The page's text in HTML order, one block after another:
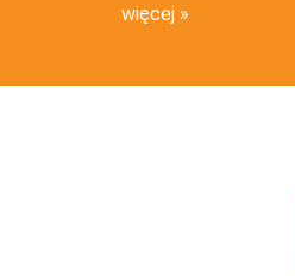
więcej